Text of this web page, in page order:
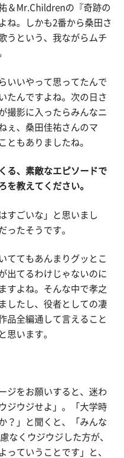
＆Mr.Childrenの『奇跡の
ね。しかも2番から桑田さ
うという、我ながらムチ
いいやって思ってたんで
たんですよね。次の日さ
撮影に入ったらみんなニ
ぇ、桑田佳祐さんのマ
ともありましたね。
る、素敵なエピソードで
を教えてください。
すごいな」と思いまし
ったそうです。
ててもあんまりグッとこ
出てるわけじゃないのに
すよね。そんな中で孝之
したし、役者としての凄
品全編通して言えること
思います。
ジをお願いすると、迷わ
ジウジせよ」。「大学時
？」と聞くと、「みんな
なくウジウジした方が、
っていうことです」と、